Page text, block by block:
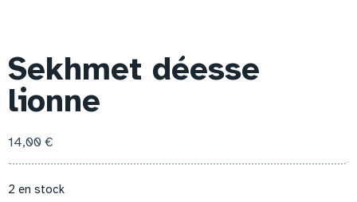
Sekhmet déesse
lionne
14,00 €
2 en stock